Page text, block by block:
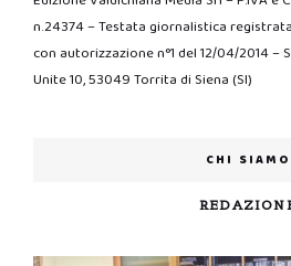
n.24374 – Testata giornalistica
con autorizzazione n°1 del 12/04/2014 –
Unite 10, 53049 Torrita di Siena (SI)
CHI SIAMO